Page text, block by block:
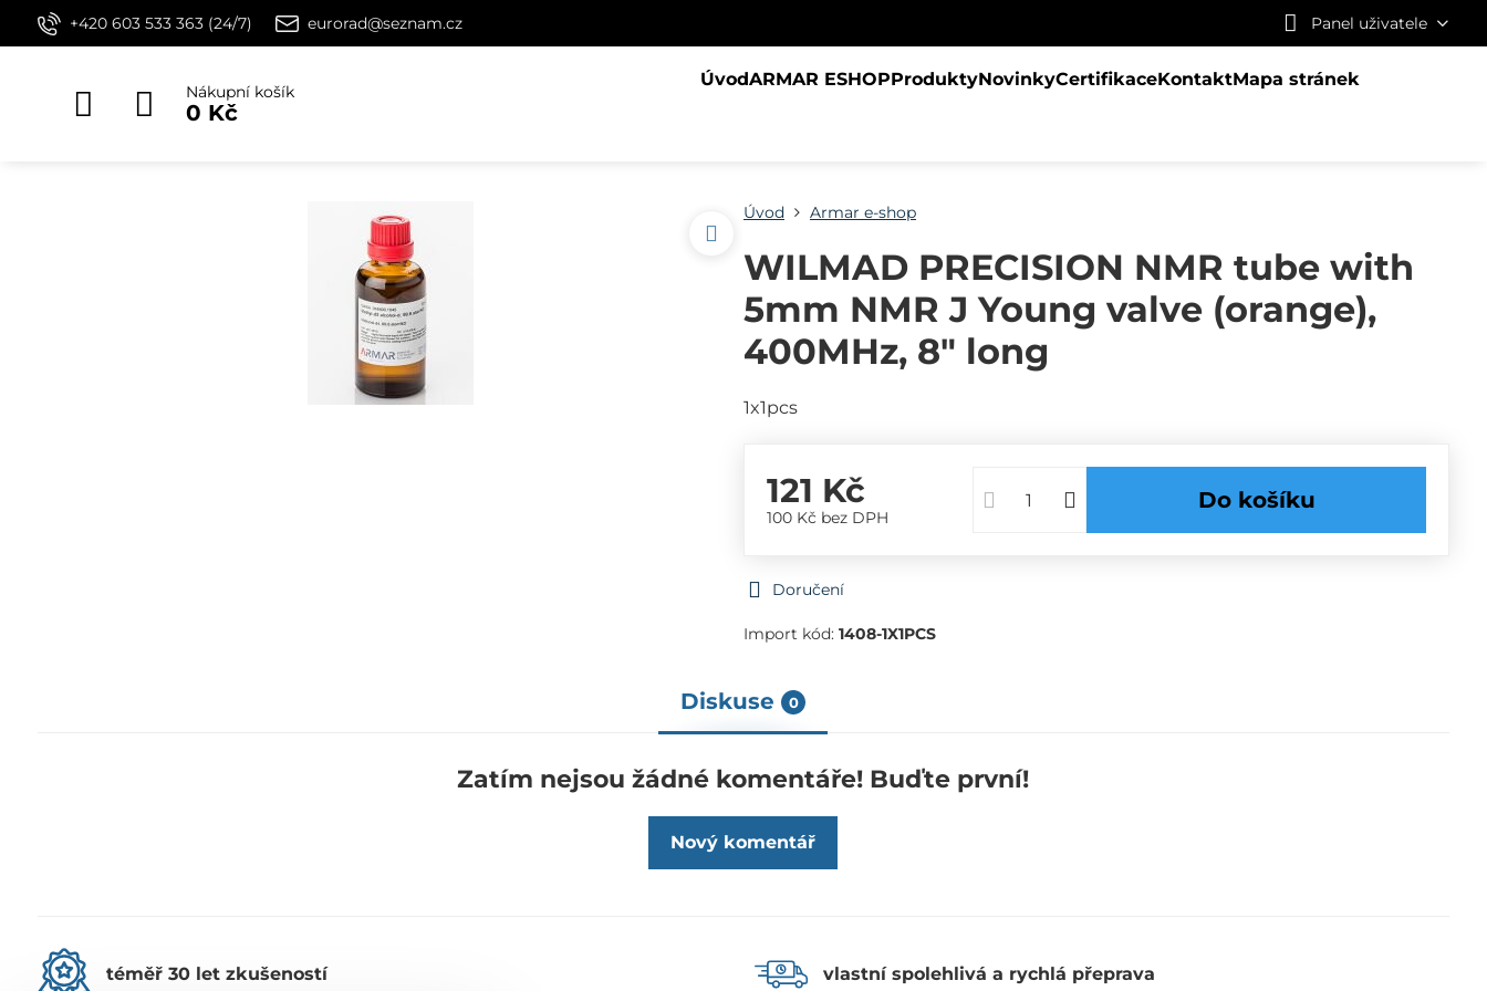
+420 603 533 363 (24/7) eurorad@seznam.cz Panel uživatele
Nákupní košík
0 Kč
ÚvodARMAR ESHOPProduktyNovinkyCertifikaceKontaktMapa stránek
Úvod Armar e-shop
WILMAD PRECISION NMR tube with
5mm NMR J Young valve (orange),
400MHz, 8" long
1x1pcs
121 Kč
100 Kč bez DPH
Do košíku
Doručení
Import kód: 1408-1X1PCS
Diskuse 0
Zatím nejsou žádné komentáře! Buďte první!
Nový komentář
téměř 30 let zkušeností vlastní spolehlivá a rychlá přeprava